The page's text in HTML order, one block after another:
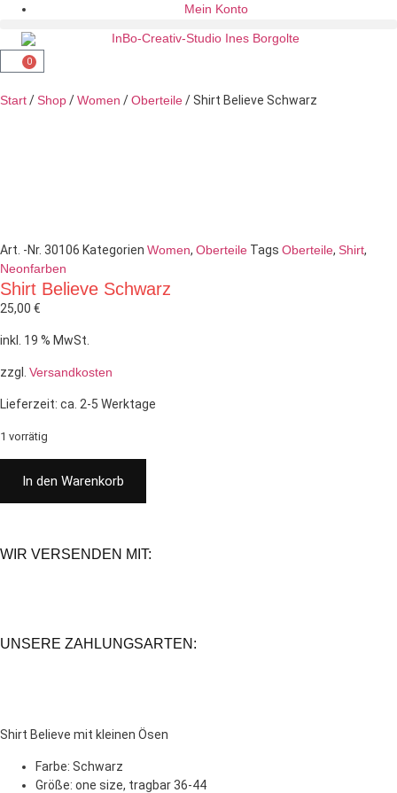
Mein Konto
0
Start/Shop/Women /Oberteile/ Shirt Believe Schwarz
Art. -Nr. 30106 Kategorien Women, Oberteile Tags Oberteile, Shirt,
Neonfarben
Shirt Believe Schwarz
25,00 €
inkl. 19 % MwSt.
zzgl. Versandkosten
Lieferzeit: ca. 2-5 Werktage
1 vorrätig
In den Warenkorb
WIR VERSENDEN MIT:
UNSERE ZAHLUNGSARTEN:
Shirt Believe mit kleinen Ösen
Farbe: Schwarz
Größe: one size, tragbar 36-44